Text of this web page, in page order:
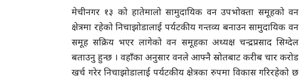
मेचीनगर १३ को हातेमालो सामुदायिक वन उपभोक्ता समूहको वन
क्षेत्रमा रहेको निचाझोडालाई पर्यटकीय गन्तव्य बनाउन सामुदायिक वन
समूह सक्रिय भएर लागेको वन समूहका अध्यक्ष चन्द्रप्रसाद सिग्देल
बताउनु हुन्छ । वहाँका अनुसार वनले आफ्नै स्रोतबाट करीब चार करोड
खर्च गरेर निचाझोडालाई पर्यटकीय क्षेत्रका रुपमा विकास गरिरहेको छ